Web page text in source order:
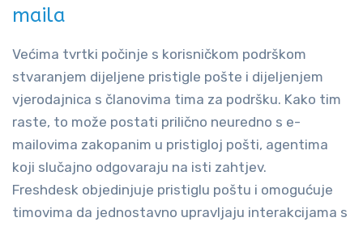
maila
Većima tvrtki počinje s korisničkom podrškom
stvaranjem dijeljene pristigle pošte i dijeljenjem
vjerodajnica s članovima tima za podršku. Kako tim
raste, to može postati prilično neuredno s e-
mailovima zakopanim u pristigloj pošti, agentima
koji slučajno odgovaraju na isti zahtjev.
Freshdesk objedinjuje pristiglu poštu i omogućuje
timovima da jednostavno upravljaju interakcijama s